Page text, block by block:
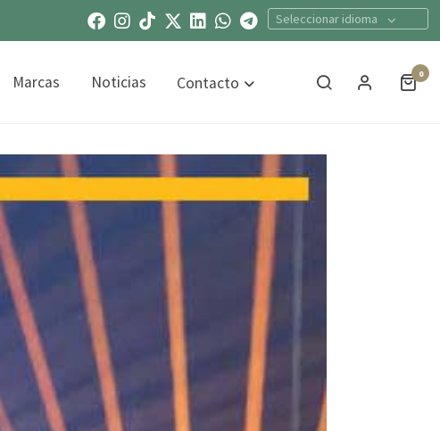
Seleccionar idioma
Marcas Noticias Contacto 0